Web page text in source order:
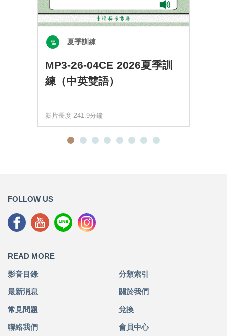
夏季訓練
MP3-26-04CE 2026夏季訓
練（中英雙語）
影片長度 241.9分鐘
FOLLOW US
READ MORE
影音目錄 分類索引
最新消息 關於我們
常見問題 兌換
聯絡我們 會員中心